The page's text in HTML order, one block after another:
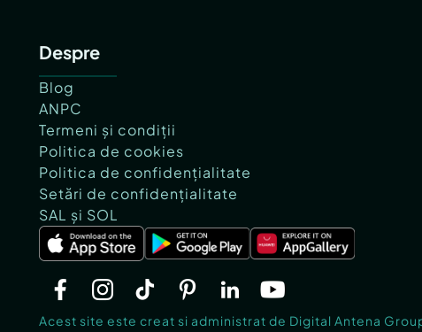
Despre
Blog
ANPC
Termeni și condiții
Politica de cookies
Politica de confidențialitate
Setări de confidențialitate
SAL și SOL
Acest site este creat si administrat de Digital Antena